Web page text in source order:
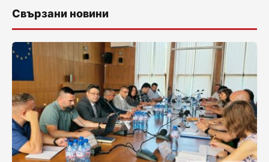
Свързани новини